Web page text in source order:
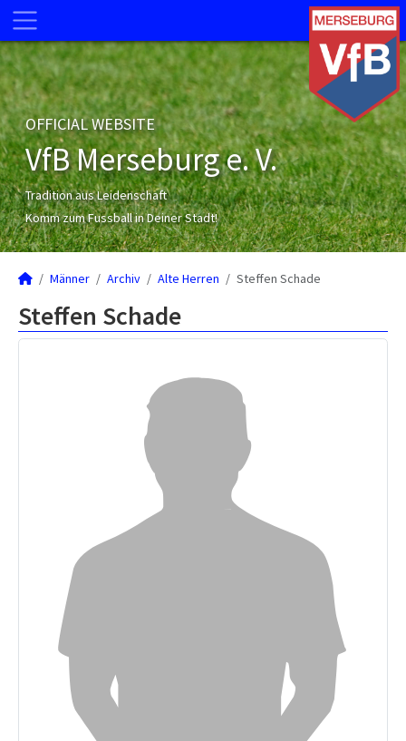
OFFICIAL WEBSITE
VfB Merseburg e. V.
Tradition aus Leidenschaft
Komm zum Fussball in Deiner Stadt!
Männer Archiv Alte Herren Steffen Schade
Steffen Schade